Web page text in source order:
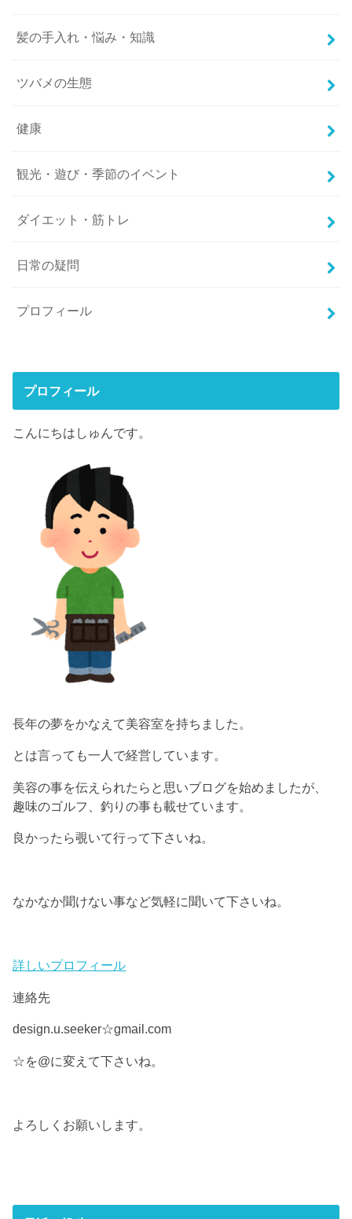
髪の手入れ・悩み・知識
ツバメの生態
健康
観光・遊び・季節のイベント
ダイエット・筋トレ
日常の疑問
プロフィール
プロフィール
こんにちはしゅんです。
長年の夢をかなえて美容室を持ちました。
とは言っても一人で経営しています。
美容の事を伝えられたらと思いブログを始めましたが、
趣味のゴルフ、釣りの事も載せています。
良かったら覗いて行って下さいね。
なかなか聞けない事など気軽に聞いて下さいね。
詳しいプロフィール
連絡先
design.u.seeker☆gmail.com
☆を@に変えて下さいね。
よろしくお願いします。